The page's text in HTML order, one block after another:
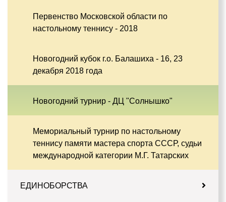
Первенство Московской области по
настольному теннису - 2018
Новогодний кубок г.о. Балашиха - 16, 23
декабря 2018 года
Новогодний турнир - ДЦ "Солнышко"
Мемориальный турнир по настольному
теннису памяти мастера спорта СССР, судьи
международной категории М.Г. Татарских
ЕДИНОБОРСТВА